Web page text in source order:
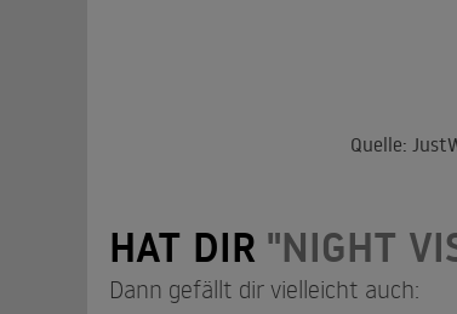
Quelle:
HAT DIR "NIGHT
Dann gefällt dir vielleicht auch: